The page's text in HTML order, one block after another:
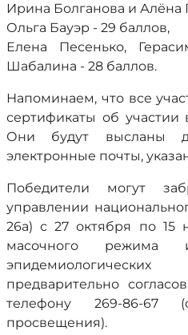
Ирина Болганова и Алёна
Ольга Бауэр - 29 баллов,
Елена Песенько,
Шабалина - 28 баллов.
Напоминаем, что все
сертификаты об участии
Они будут высланы
электронные почты,
Победители могут
управлении
26а) с 27 октября по 15
масочного режима
предварительно
телефону 269-86-67
просвещения).